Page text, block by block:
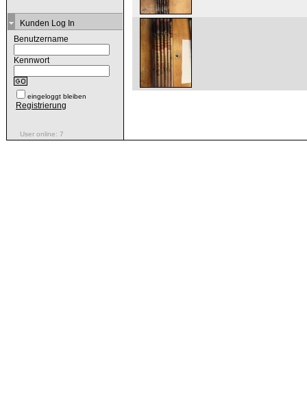
Kunden Log In
Benutzername
Kennwort
eingeloggt bleiben
Registrierung
User online: 7